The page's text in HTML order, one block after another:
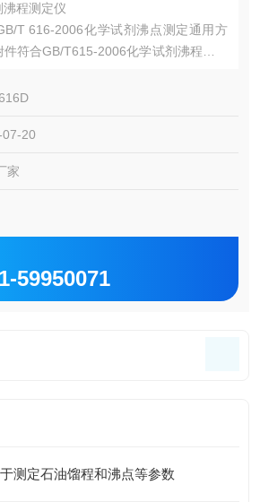
程测定仪
T 616-2006化学试剂沸点测定通用方
符合GB/T615-2006化学试剂沸程的测
香料沸程测定法、GB/T9283-1988涂
20
家
59950071
测定石油馏程和沸点等参数